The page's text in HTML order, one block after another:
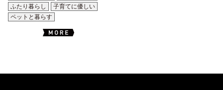
ふたり暮らし
子育てに優しい
ペットと暮らす